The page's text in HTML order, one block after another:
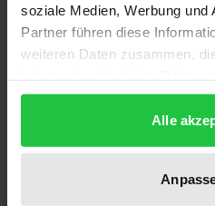
soziale Medien, Werbung und
Partner führen diese
weiteren Daten zusammen,
gesammelt haben.
Alle
nationalen
Strategien und
Buch vorgestellten
Holocaust Memorial
(Israel), die Topographie
das Anne Frank Haus
Dieser neue,